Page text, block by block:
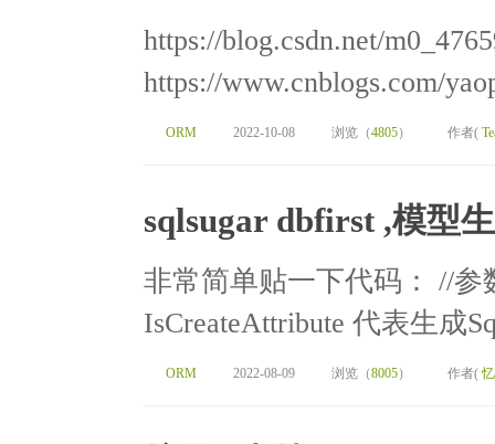
https://blog.csdn.net/
https://www.cnblogs.com/
ORM 2022-10-08 浏览（4805） 作者(
sqlsugar dbfirst ,模型
非常简单贴一下代码： //
IsCreateAttribute 代表生成
ORM 2022-08-09 浏览（8005） 作者(